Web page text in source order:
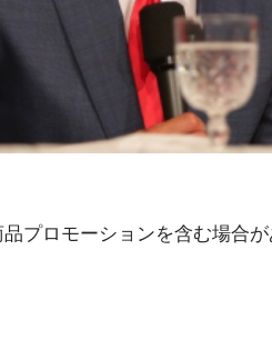
プロモーションを含む場合